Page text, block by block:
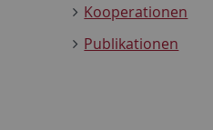
Kooperationen
Publikationen